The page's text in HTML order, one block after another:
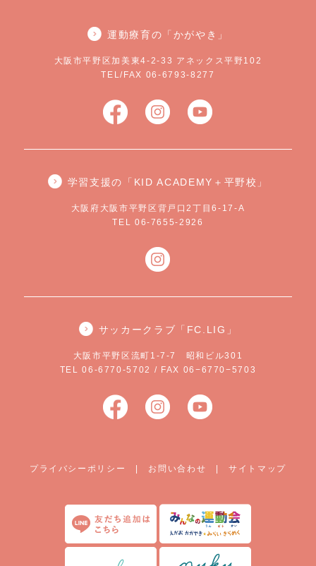
運動療育の「かがやき」
大阪市平野区加美東4-2-33 アネックス平野102
TEL/FAX 06-6793-8277
学習支援の「KID ACADEMY＋平野校」
大阪府大阪市平野区背戸口2丁目6-17-A
TEL 06-7655-2926
サッカークラブ「FC.LIG」
大阪市平野区流町1-7-7 昭和ビル301
TEL 06-6770-5702 / FAX 06−6770−5703
プライバシーポリシー お問い合わせ |サイトマップ